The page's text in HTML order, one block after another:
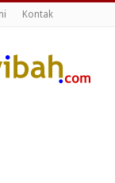
Kontak